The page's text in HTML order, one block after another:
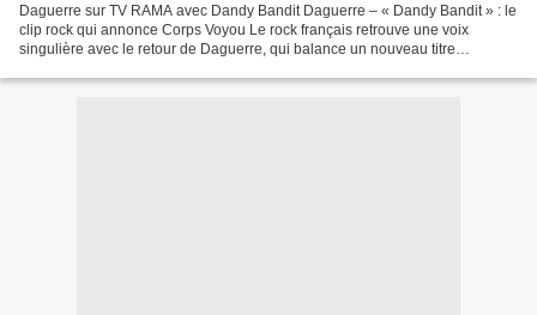
Daguerre sur TV RAMA avec Dandy Bandit Daguerre – « Dandy Bandit » : le
clip rock qui annonce Corps Voyou Le rock français retrouve une voix
singulière avec le retour de Daguerre, qui balance un nouveau titre